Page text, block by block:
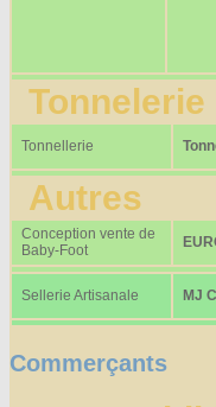
Tonnelerie
Tonnellerie
Autres
Conception vente de
Baby-Foot
Sellerie Artisanale MJ
Commerçants